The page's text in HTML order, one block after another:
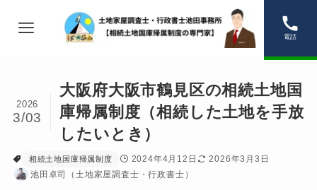
電話
大阪府大阪市鶴見区の相続土地国
庫帰属制度（相続した土地を手放
したいとき）
2026
3/03
相続土地国庫帰属制度 2024年4月12日
2026年3月3日
池田卓司（土地家屋調査士・行政書士）